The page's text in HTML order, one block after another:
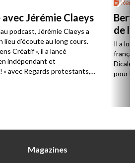
Jérémie Claeys
podcast, Jérémie Claeys a
lieu d’écoute au long cours.
Créatif », il a lancé
indépendant et
» avec Regards protestants,
de
Il a
Dicale
pour
Magazines